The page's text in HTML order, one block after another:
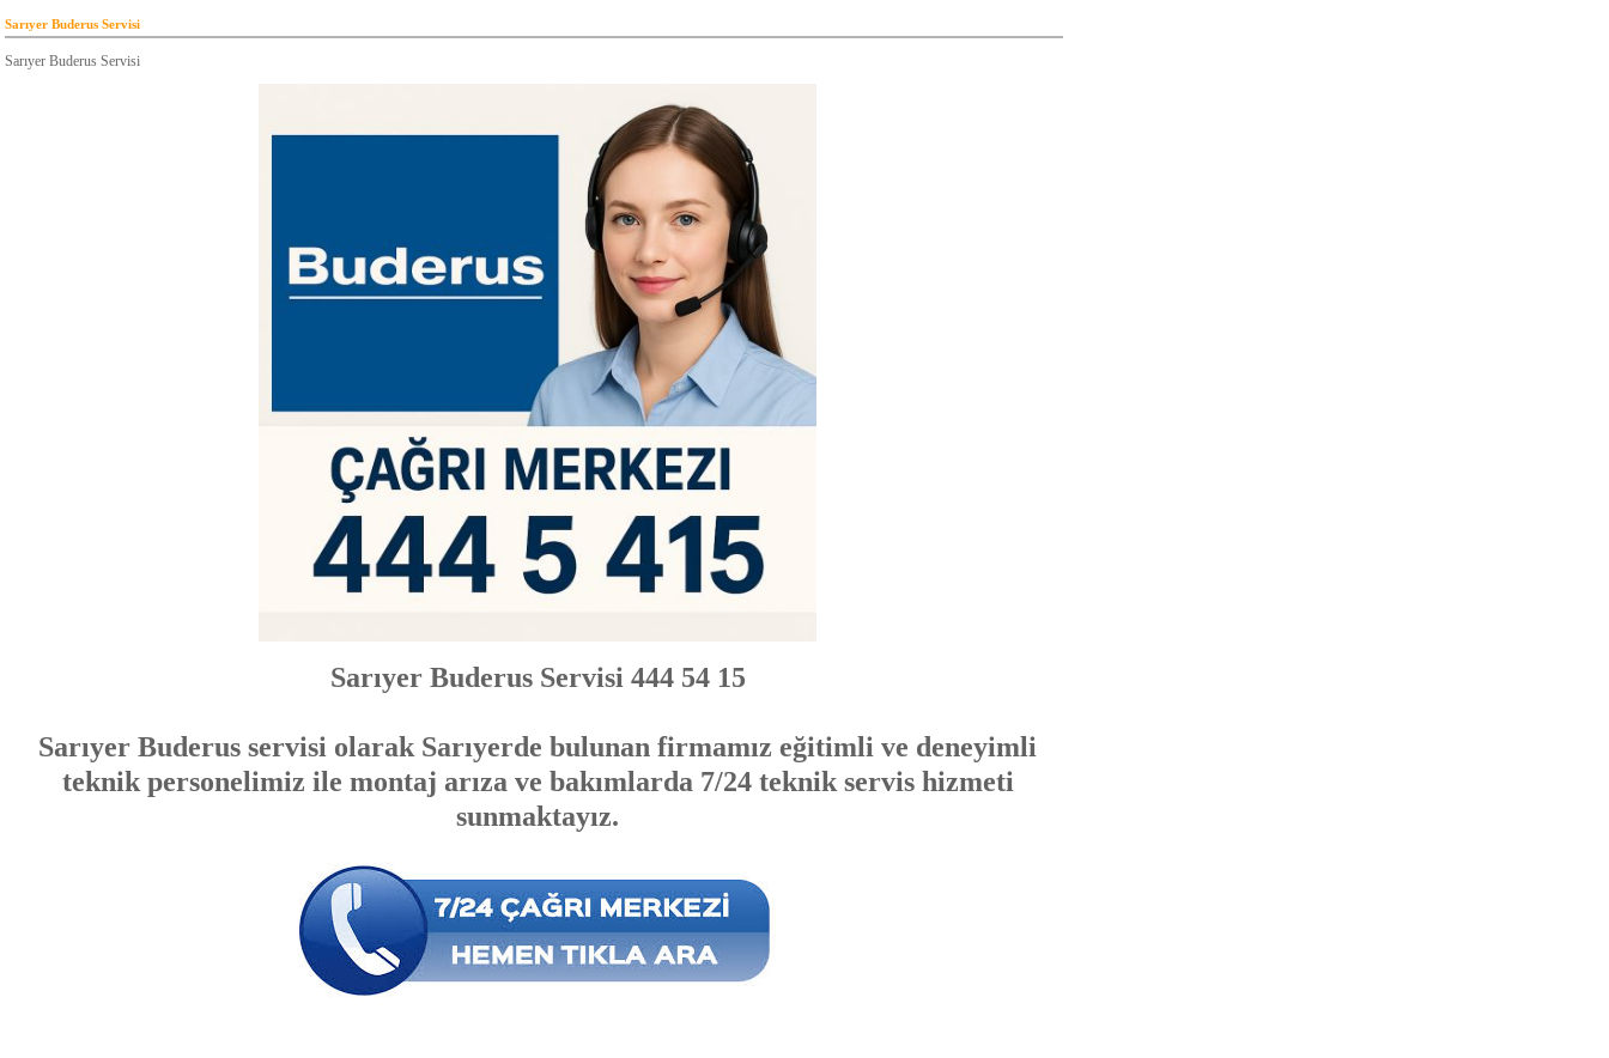
Sarıyer Buderus Servisi
Sarıyer Buderus Servisi
Sarıyer Buderus Servisi 444 54 15
Sarıyer Buderus servisi olarak Sarıyerde bulunan firmamız eğitimli ve deneyimli
teknik personelimiz ile montaj arıza ve bakımlarda 7/24 teknik servis hizmeti
sunmaktayız.